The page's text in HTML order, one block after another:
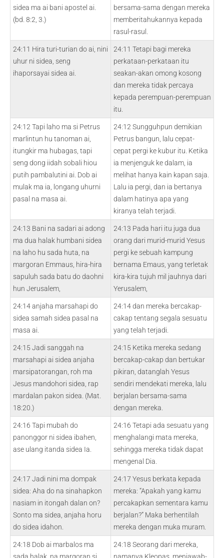
sidea ma ai bani apostel ai.
(bd. 8:2, 3.)
bersama-sama dengan mereka
memberitahukannya kepada
rasul-rasul.
24:11 Hira turi-turian do ai, nini
uhur ni sidea, seng
ihaporsayai sidea ai.
24:11 Tetapi bagi mereka
perkataan-perkataan itu
seakan-akan omong kosong
dan mereka tidak percaya
kepada perempuan-perempuan
itu.
24:12 Tapi laho ma si Petrus
marlintun hu tanoman ai,
itungkir ma hubagas, tapi
seng dong iidah sobali hiou
putih pambalutini ai. Dob ai
mulak ma ia, longang uhurni
pasal na masa ai.
24:12 Sungguhpun demikian
Petrus bangun, lalu cepat-
cepat pergi ke kubur itu. Ketika
ia menjenguk ke dalam, ia
melihat hanya kain kapan saja.
Lalu ia pergi, dan ia bertanya
dalam hatinya apa yang
kiranya telah terjadi.
24:13 Bani na sadari ai adong
ma dua halak humbani sidea
na laho hu sada huta, na
margoran Emmaus, hira-hira
sapuluh sada batu do daohni
hun Jerusalem,
24:13 Pada hari itu juga dua
orang dari murid-murid Yesus
pergi ke sebuah kampung
bernama Emaus, yang terletak
kira-kira tujuh mil jauhnya dari
Yerusalem,
24:14 anjaha marsahapi do
sidea samah sidea pasal na
masa ai.
24:14 dan mereka bercakap-
cakap tentang segala sesuatu
yang telah terjadi.
24:15 Jadi sanggah na
marsahapi ai sidea anjaha
marsipatorangan, roh ma
Jesus mandohori sidea, rap
mardalan pakon sidea. (Mat.
18:20.)
24:15 Ketika mereka sedang
bercakap-cakap dan bertukar
pikiran, datanglah Yesus
sendiri mendekati mereka, lalu
berjalan bersama-sama
dengan mereka.
24:16 Tapi mubah do
panonggor ni sidea ibahen,
ase ulang itanda sidea Ia.
24:16 Tetapi ada sesuatu yang
menghalangi mata mereka,
sehingga mereka tidak dapat
mengenal Dia.
24:17 Jadi nini ma dompak
sidea: Aha do na sinahapkon
nasiam in itongah dalan on?
Sonto ma sidea, anjaha horu
do sidea idahon.
24:17 Yesus berkata kepada
mereka: “Apakah yang kamu
percakapkan sementara kamu
berjalan?” Maka berhentilah
mereka dengan muka muram.
24:18 Dob ai marbalos ma
24:18 Seorang dari mereka,